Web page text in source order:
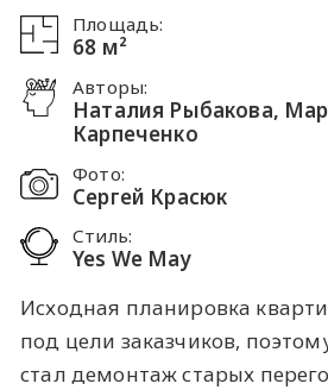
Площадь:
68 м²
Авторы:
Наталия Рыбакова,
Карпеченко
Фото:
Сергей Красюк
Cтиль:
Yes We May
Исходная планировка
под цели заказчиков,
стал демонтаж старых